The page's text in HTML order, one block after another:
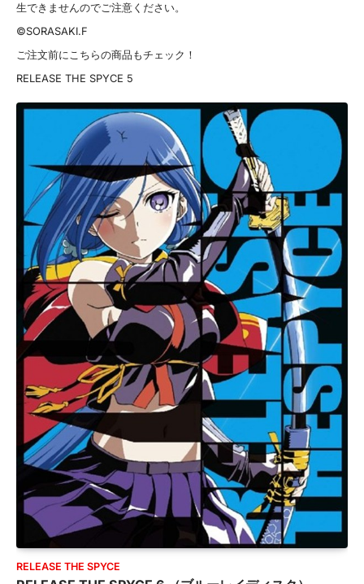
生できませんのでご注意ください。
©SORASAKI.F
ご注文前にこちらの商品もチェック！
RELEASE THE SPYCE 5
RELEASE THE SPYCE